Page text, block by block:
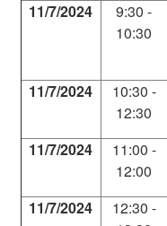
11/7/2024
9:30 -
10:30
11/7/2024
10:30 -
12:30
11/7/2024
11:00 -
12:00
11/7/2024
12:30 -